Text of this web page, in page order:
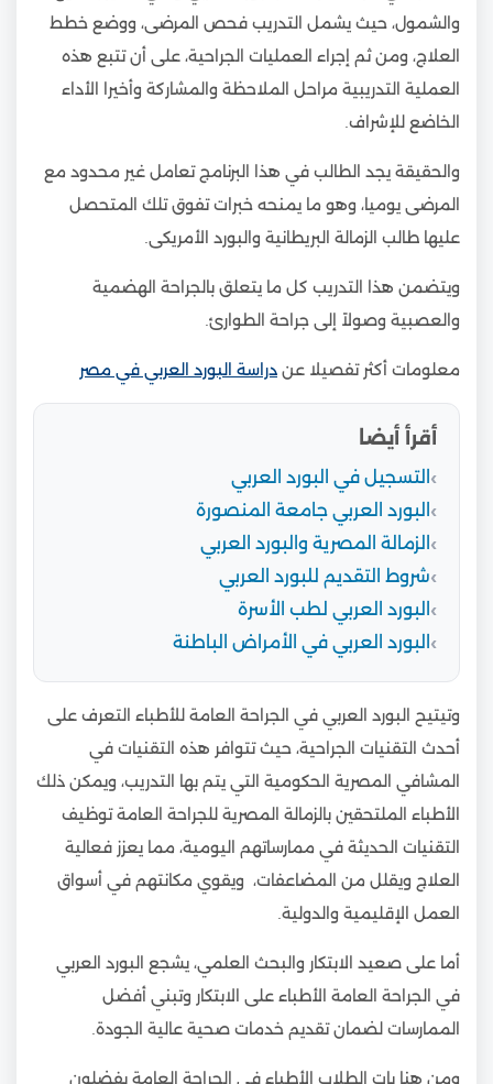
والشمول، حيث يشمل التدريب فحص المرضى، ووضع خطط
العلاج، ومن ثم إجراء العمليات الجراحية، على أن تتبع هذه
العملية التدريبية مراحل الملاحظة والمشاركة وأخيرا الأداء
الخاضع للإشراف.
والحقيقة يجد الطالب في هذا البرنامج تعامل غير محدود مع
المرضى يوميا، وهو ما يمنحه خبرات تفوق تلك المتحصل
عليها طالب الزمالة البريطانية والبورد الأمريكى.
ويتضمن هذا التدريب كل ما يتعلق بالجراحة الهضمية
والعصبية وصولاً إلى جراحة الطوارئ.
معلومات أكثر تفصيلا عن دراسة البورد العربي في مصر
أقرأ أيضا
التسجيل في البورد العربي
البورد العربي جامعة المنصورة
الزمالة المصرية والبورد العربي
شروط التقديم للبورد العربي
البورد العربي لطب الأسرة
البورد العربي في الأمراض الباطنة
وتيتيح البورد العربي في الجراحة العامة للأطباء التعرف على
أحدث التقنيات الجراحية، حيث تتوافر هذه التقنيات في
المشافي المصرية الحكومية التي يتم بها التدريب، ويمكن ذلك
الأطباء الملتحقين بالزمالة المصرية للجراحة العامة توظيف
التقنيات الحديثة في ممارساتهم اليومية، مما يعزز فعالية
العلاج ويقلل من المضاعفات، ويقوي مكانتهم في أسواق
العمل الإقليمية والدولية.
أما على صعيد الابتكار والبحث العلمي، يشجع البورد العربي
في الجراحة العامة الأطباء على الابتكار وتبني أفضل
الممارسات لضمان تقديم خدمات صحية عالية الجودة.
ومن هنا بات الطلاب الأطباء في الجراحة العامة يفضلون